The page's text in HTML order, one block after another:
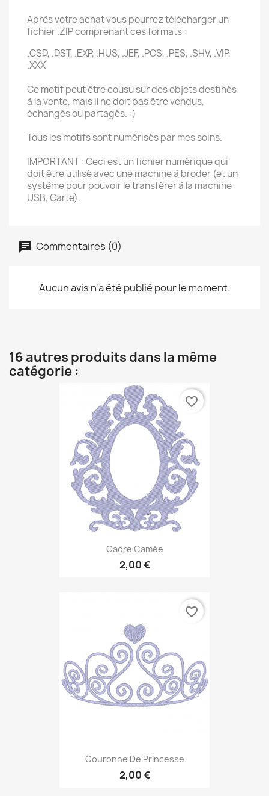
Après votre achat vous pourrez télécharger un
fichier .ZIP comprenant ces formats :
.CSD, .DST, .EXP, .HUS, .JEF, .PCS, .PES, .SHV, .VIP,
.XXX
Ce motif peut être cousu sur des objets destinés
à la vente, mais il ne doit pas être vendus,
échangés ou partagés. :)
Tous les motifs sont numérisés par mes soins.
IMPORTANT : Ceci est un fichier numérique qui
doit être utilisé avec une machine à broder (et un
système pour pouvoir le transférer à la machine :
USB, Carte).
Commentaires (0)
Aucun avis n'a été publié pour le moment.
16 autres produits dans la même
catégorie :
Cadre Camée
2,00 €
favorite_border
Couronne De Princesse
2,00 €
favorite_border